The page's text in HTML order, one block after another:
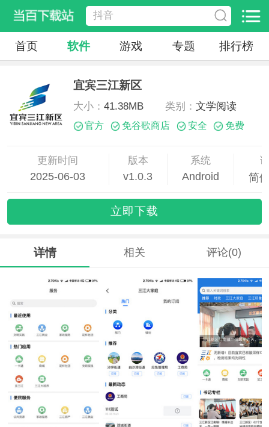
首页 软件 游戏 专题 排行榜
宜宾三江新区
大小： 41.38MB 类别： 文学阅读
官方 免谷歌商店 安全 免费
更新时间
2025-06-03
版本
v1.0.3
系统
Android 简
立即下载
详情 相关 评论(0)